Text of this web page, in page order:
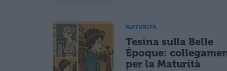
MATURITÀ
Tesina sulla Belle
Époque:
per la Maturità